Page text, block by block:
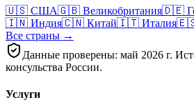
🇺🇸 США🇬🇧 Великобритания🇩🇪
🇮🇳 Индия🇨🇳 Китай🇮🇹 Италия
Все страны →
Данные проверены: май 2026 г.
консульства России.
Услуги